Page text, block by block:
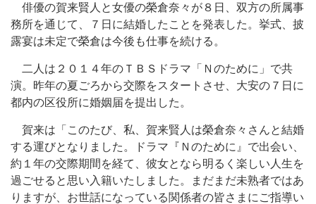
俳優の賀来賢人と女優の榮倉奈々が８日、双方の所属事
務所を通じて、７日に結婚したことを発表した。挙式、披
露宴は未定で榮倉は今後も仕事を続ける。
二人は２０１４年のＴＢＳドラマ「Ｎのために」で共
演。昨年の夏ごろから交際をスタートさせ、大安の７日に
都内の区役所に婚姻届を提出した。
賀来は「このたび、私、賀来賢人は榮倉奈々さんと結婚
する運びとなりました。ドラマ『Ｎのために』で出会い、
約１年の交際期間を経て、彼女となら明るく楽しい人生を
過ごせると思い入籍いたしました。まだまだ未熟者ではあ
りますが、お世話になっている関係者の皆さまにご指導い